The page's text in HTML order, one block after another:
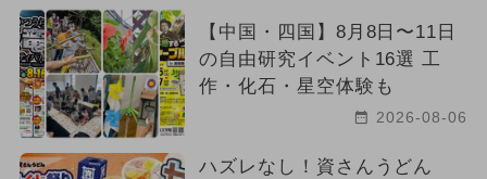
【中国・四国】8月8日〜11日
の自由研究イベント16選 工
作・化石・星空体験も
2026-08-06
ハズレなし！資さんうどん